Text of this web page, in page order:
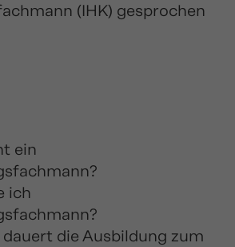
(IHK) gesprochen
ein
ich
die Ausbildung zum